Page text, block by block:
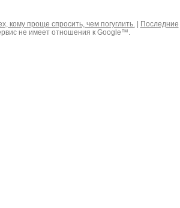
кому проще спросить, чем погуглить.|
Последние
не имеет отношения к Google™.